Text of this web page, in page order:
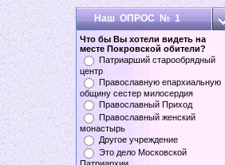
Наш ОПРОС № 1
Что бы Вы хотели видеть на
месте Покровской обители?
Патриарший старообрядный
центр
Православную епархиальную
общину сестер милосердия
Православный Приход
Православный женский
монастырь
Другое учреждение
Это дело Московской